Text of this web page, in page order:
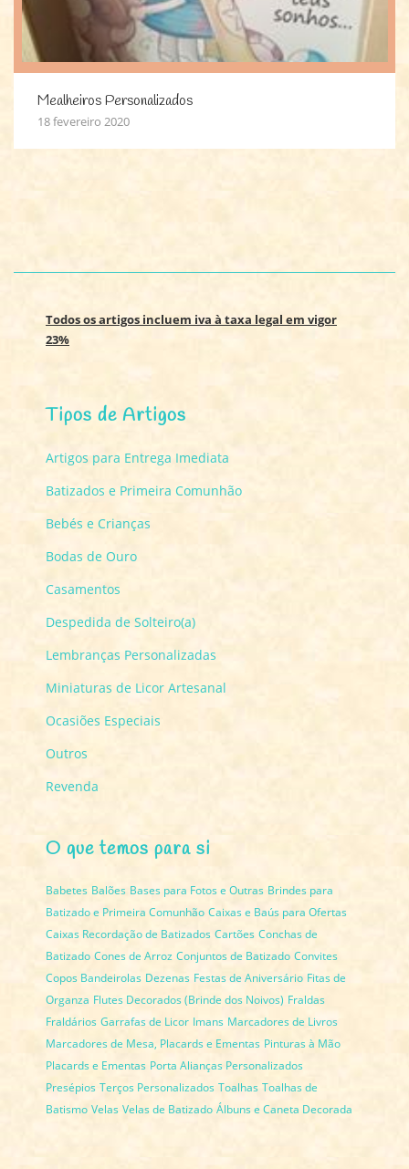
Mealheiros Personalizados
18 fevereiro 2020
Todos os artigos incluem iva à taxa legal em vigor
23%
Tipos de Artigos
Artigos para Entrega Imediata
Batizados e Primeira Comunhão
Bebés e Crianças
Bodas de Ouro
Casamentos
Despedida de Solteiro(a)
Lembranças Personalizadas
Miniaturas de Licor Artesanal
Ocasiões Especiais
Outros
Revenda
O que temos para si
Babetes Balões Bases para Fotos e Outras Brindes para
Batizado e Primeira Comunhão Caixas e Baús para Ofertas
Caixas Recordação de Batizados Cartões Conchas de
Batizado Cones de Arroz Conjuntos de Batizado Convites
Copos Bandeirolas Dezenas Festas de Aniversário Fitas de
Organza Flutes Decorados (Brinde dos Noivos) Fraldas
Fraldários Garrafas de Licor Imans Marcadores de Livros
Marcadores de Mesa, Placards e Ementas Pinturas à Mão
Placards e Ementas Porta Alianças Personalizados
Presépios Terços Personalizados Toalhas Toalhas de
Batismo Velas Velas de Batizado Álbuns e Caneta Decorada